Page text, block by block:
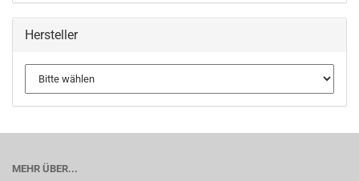
Hersteller
MEHR ÜBER...